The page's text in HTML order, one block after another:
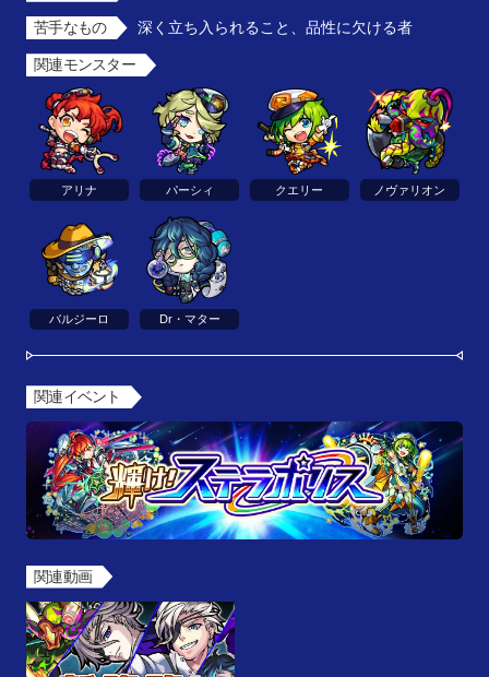
苦手なもの 深く立ち入られること、品性に欠ける者
関連モンスター
アリナ パーシィ クエリー ノヴァリオン
バルジーロ Dr・マター
関連イベント
関連動画